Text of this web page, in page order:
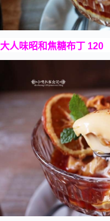
大人味昭和焦糖布丁 120